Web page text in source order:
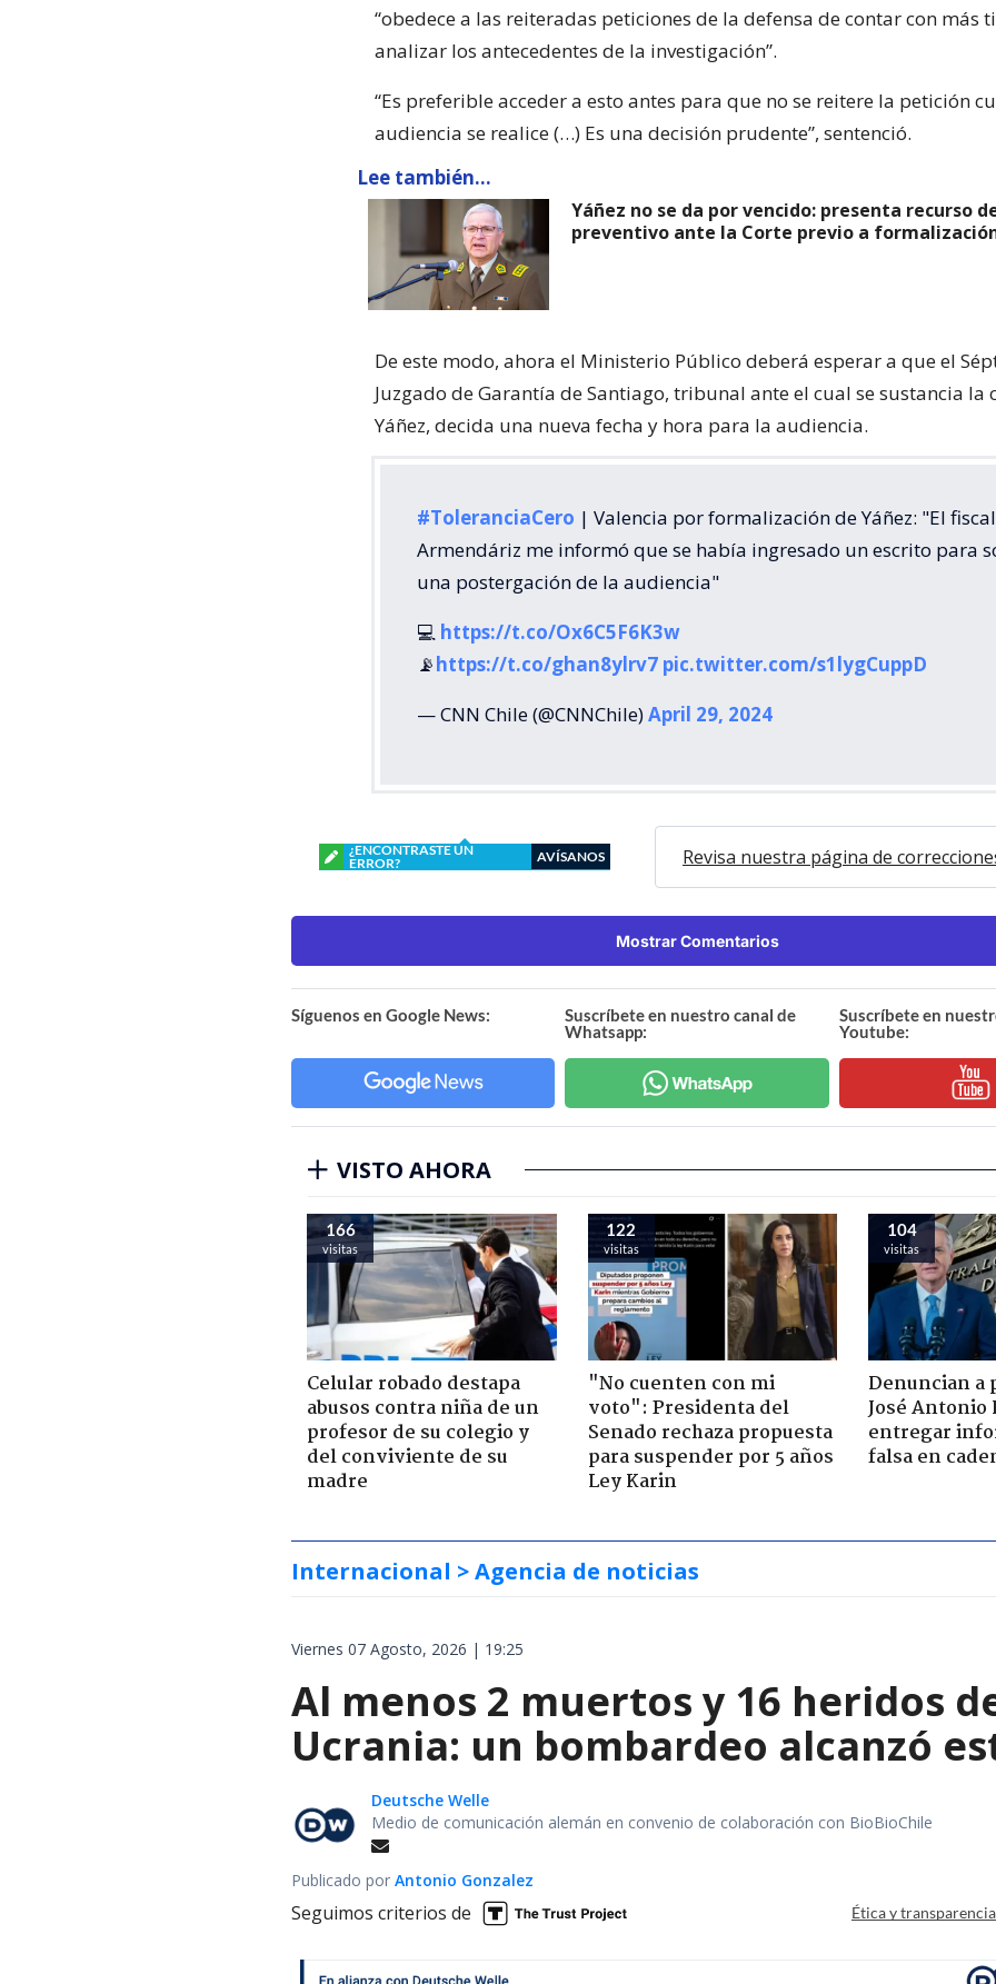
“obedece a las reiteradas peticiones de la defensa de contar con más
analizar los antecedentes de la investigación”.
“Es preferible acceder a esto antes para que no se reitere la petición
audiencia se realice (…) Es una decisión prudente”, sentenció.
Lee también...
Yáñez no se da por vencido: presenta recurso
preventivo ante la Corte previo a
De este modo, ahora el Ministerio Público deberá esperar a que el
Juzgado de Garantía de Santiago, tribunal ante el cual se sustancia la
Yáñez, decida una nueva fecha y hora para la audiencia.
#ToleranciaCero | Valencia por formalización de Yáñez: "El fiscal
Armendáriz me informó que se había ingresado un escrito para
una postergación de la audiencia"
💻 https://t.co/Ox6C5F6K3w
📡https://t.co/ghan8ylrv7 pic.twitter.com/s1lygCuppD
— CNN Chile (@CNNChile)April 29, 2024
¿ENCONTRASTE UN
ERROR?
AVÍSANOS Revisa nuestra página de
Mostrar Comentarios
Síguenos en Google News:
Suscríbete en nuestro canal de
Whatsapp:
Suscríbete en
Youtube:
VISTO AHORA
166
visitas
Celular robado destapa
abusos contra niña de un
profesor de su colegio y
del conviviente de su
madre
122
visitas
"No cuenten con mi
voto": Presidenta del
Senado rechaza propuesta
para suspender por 5 años
Ley Karin
104
visitas
Denuncian a
José Antonio
entregar
falsa en
Internacional > Agencia de noticias
Viernes 07 Agosto, 2026 | 19:25
Al menos 2 muertos y 16 heridos
Ucrania: un bombardeo alcanzó
Deutsche Welle
Medio de comunicación alemán en convenio de colaboración con BioBioChile
Publicado por Antonio Gonzalez
Seguimos criterios de Ética y